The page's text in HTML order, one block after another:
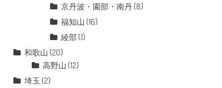
京丹波・園部・南丹(8)
福知山 (16)
綾部 (1)
和歌山 (20)
高野山 (12)
埼玉 (2)